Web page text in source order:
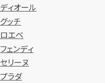
ディオール
グッチ
ロエベ
フェンディ
セリーヌ
プラダ